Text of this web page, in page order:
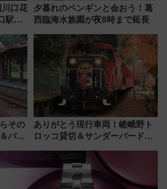
口花
駅か
夕暮れのペンギンと会おう！葛
西臨海水族園が夜8時まで延長
その
バス
ありがとう現行車両！嵯峨野ト
ロッコ貸切＆サンダーバードレ
斉藤雪乃＆福原トシヒロと行
く！9月13日「京都の鉄道満喫
ツアー」開催